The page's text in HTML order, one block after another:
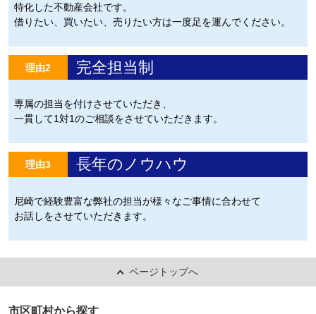
特化した不動産会社です。
借りたい、買いたい、売りたい方は一度足を運んでください。
理由2 完全担当制
専属の担当を付けさせていただき、
一貫して1対1のご相談をさせていただきます。
理由3 長年のノウハウ
尼崎で経験豊富な弊社の担当が様々なご事情に合わせて
お話しをさせていただきます。
ページトップへ
市区町村から探す